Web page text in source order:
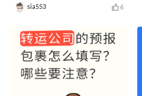
sia553 6